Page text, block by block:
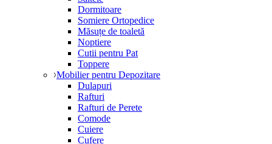
Dormitoare
Somiere Ortopedice
Măsuțe de toaletă
Noptiere
Cutii pentru Pat
Toppere
Mobilier pentru Depozitare
Dulapuri
Rafturi
Rafturi de Perete
Comode
Cuiere
Cufere